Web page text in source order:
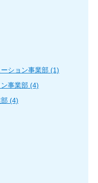
ション事業部 (1)
事業部 (4)
(4)